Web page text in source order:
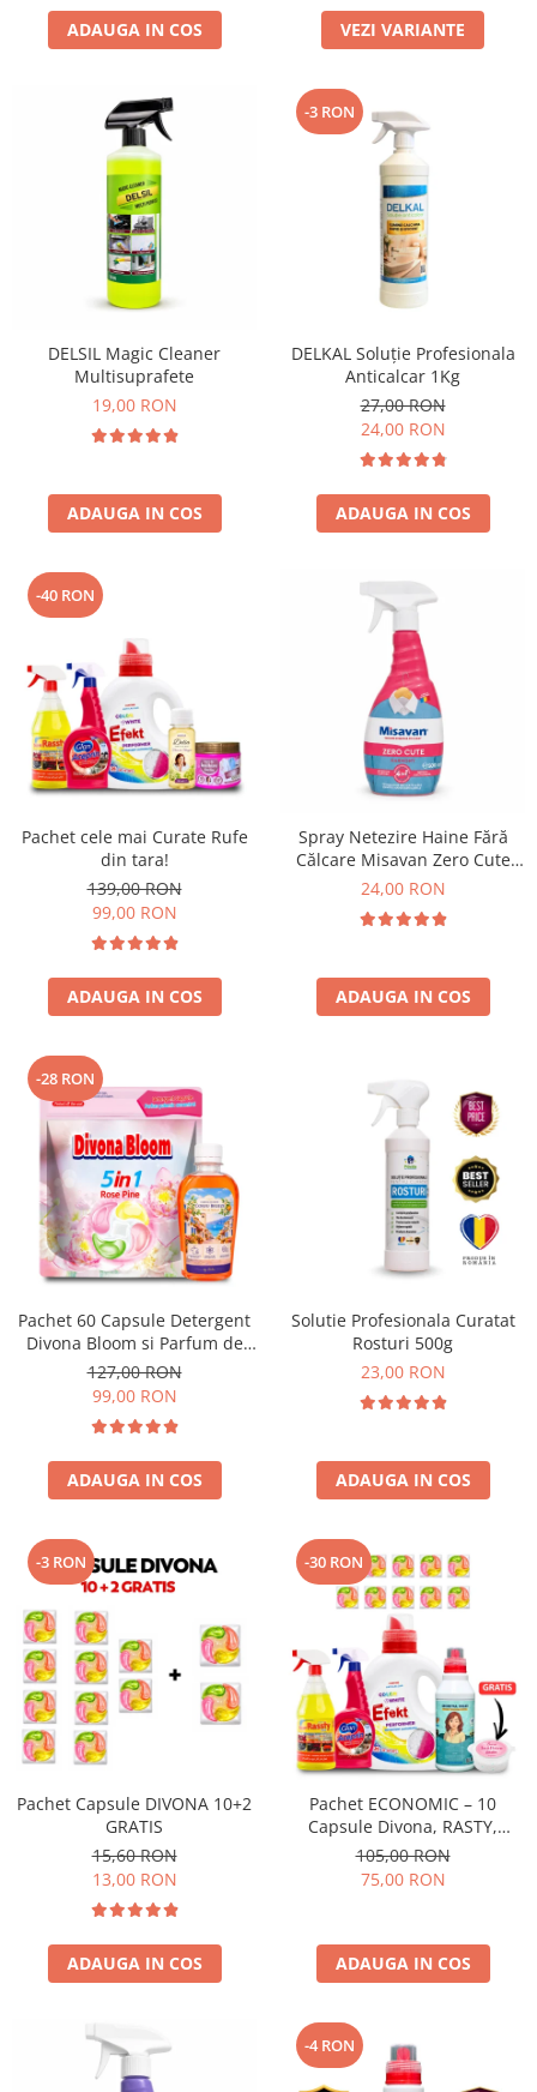
ADAUGA IN COS VEZI VARIANTE
DELSIL Magic Cleaner
Multisuprafete
19,00 RON
ADAUGA IN COS
-3 RON
DELKAL Soluție Profesionala
Anticalcar 1Kg
27,00 RON
24,00 RON
ADAUGA IN COS
-40 RON
Pachet cele mai Curate Rufe
din tara!
139,00 RON
99,00 RON
ADAUGA IN COS
Spray Netezire Haine Fără
Călcare Misavan Zero Cute
Harmony Parfum Discret 500
24,00 RON
ADAUGA IN COS
-28 RON
Pachet 60 Capsule Detergent
Divona Bloom si Parfum de
Rufe Corfu Breeze by Delia
200 ml
127,00 RON
99,00 RON
ADAUGA IN COS
Solutie Profesionala Curatat
Rosturi 500g
23,00 RON
ADAUGA IN COS
-3 RON
Pachet Capsule DIVONA 10+2
GRATIS
15,60 RON
13,00 RON
ADAUGA IN COS
-30 RON
Pachet ECONOMIC – 10
Capsule Divona, RASTY,
ACEPRIN, Efekt, Secretul Deliei
+ Sare Inalbire GRATIS
105,00 RON
75,00 RON
ADAUGA IN COS
-4 RON